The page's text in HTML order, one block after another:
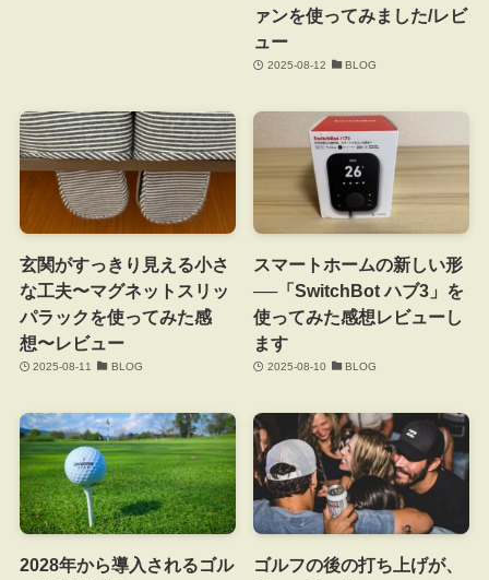
ァンを使ってみました/レビ
ュー
2025-08-12 BLOG
玄関がすっきり見える小さ
な工夫〜マグネットスリッ
パラックを使ってみた感
想〜レビュー
2025-08-11 BLOG
スマートホームの新しい形
──「SwitchBot ハブ3」を
使ってみた感想レビューし
ます
2025-08-10 BLOG
2028年から導入されるゴル
ゴルフの後の打ち上げが、